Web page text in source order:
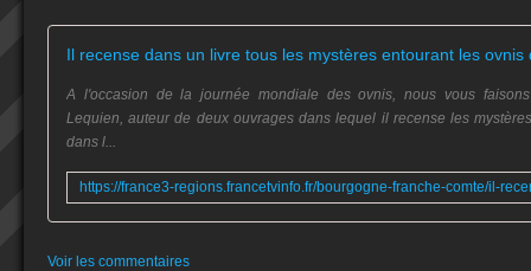
A l'occasion de la journée mondiale des ovnis, nous vous
Lequien, auteur de deux ouvrages dans lequel il recense les
dans l...
Voir les commentaires